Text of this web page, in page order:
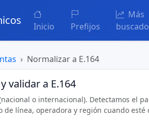
Inicio Prefijos
Más
Normalizar a E.164
validar a E.164
o internacional). Detectamos el
de línea, operadora y región cuando esté